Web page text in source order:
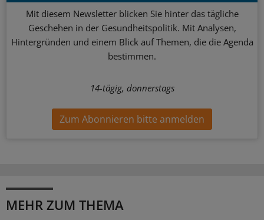
Mit diesem Newsletter blicken Sie hinter das tägliche
Geschehen in der Gesundheitspolitik. Mit Analysen,
Hintergründen und einem Blick auf Themen, die die Agenda
bestimmen.
14-tägig, donnerstags
Zum Abonnieren bitte anmelden
MEHR ZUM THEMA